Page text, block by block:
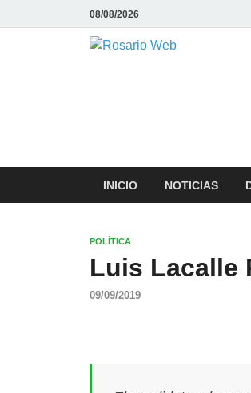
08/08/2026
INICIO NOTICIAS
POLÍTICA
Luis Lacalle
09/09/2019